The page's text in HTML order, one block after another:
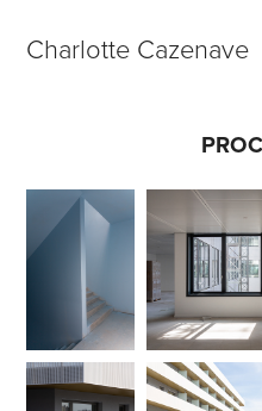
Charlotte Cazenave